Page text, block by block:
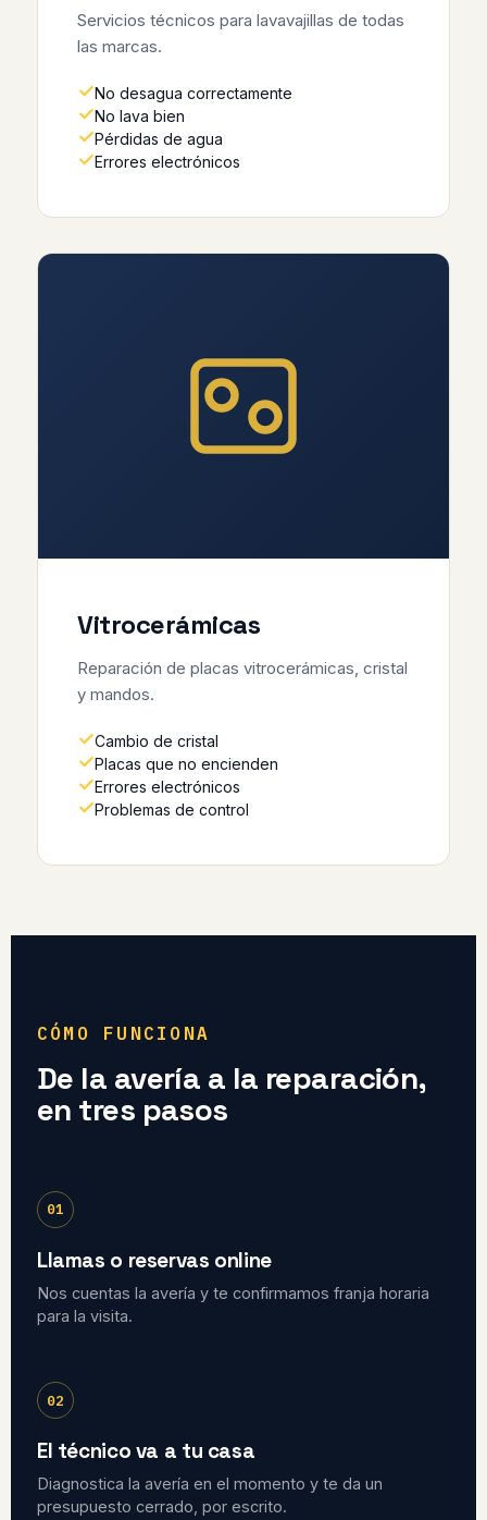
Servicios técnicos para lavavajillas de todas
las marcas.
No desagua correctamente
No lava bien
Pérdidas de agua
Errores electrónicos
Vitrocerámicas
Reparación de placas vitrocerámicas, cristal
y mandos.
Cambio de cristal
Placas que no encienden
Errores electrónicos
Problemas de control
CÓMO FUNCIONA
De la avería a la reparación,
en tres pasos
01
Llamas o reservas online
Nos cuentas la avería y te confirmamos franja horaria
para la visita.
02
El técnico va a tu casa
Diagnostica la avería en el momento y te da un
presupuesto cerrado, por escrito.